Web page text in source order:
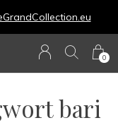
0
bari